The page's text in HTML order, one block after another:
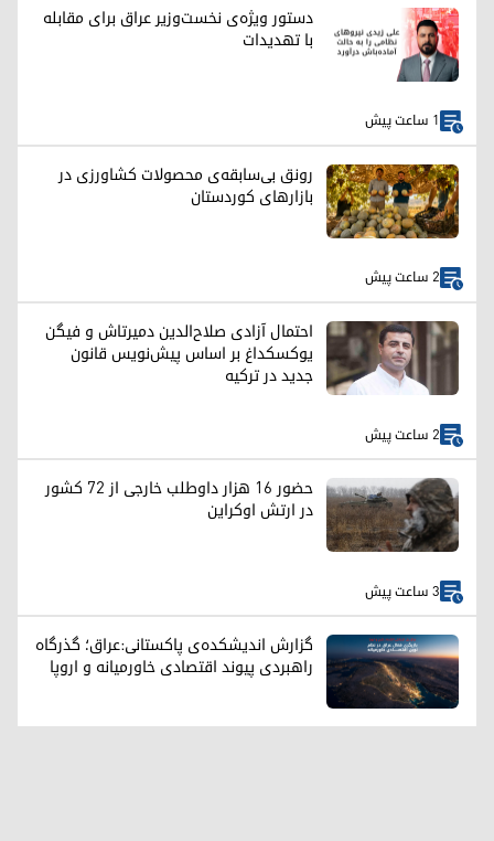
دستور ویژه‌ی نخست‌وزیر عراق برای مقابله
با تهدیدات
1 ساعت پیش
رونق بی‌سابقه‌ی محصولات کشاورزی در
بازارهای کوردستان
2 ساعت پیش
احتمال آزادی صلاح‌الدین دمیرتاش و فیگن
یوکسکداغ بر اساس پیش‌نویس قانون
جدید در ترکیه
2 ساعت پیش
حضور ۱۶ هزار داوطلب خارجی از ۷۲ کشور
در ارتش اوکراین
3 ساعت پیش
گزارش اندیشکده‌ی پاکستانی:عراق؛ گذرگاه
راهبردی پیوند اقتصادی خاورمیانه و اروپا